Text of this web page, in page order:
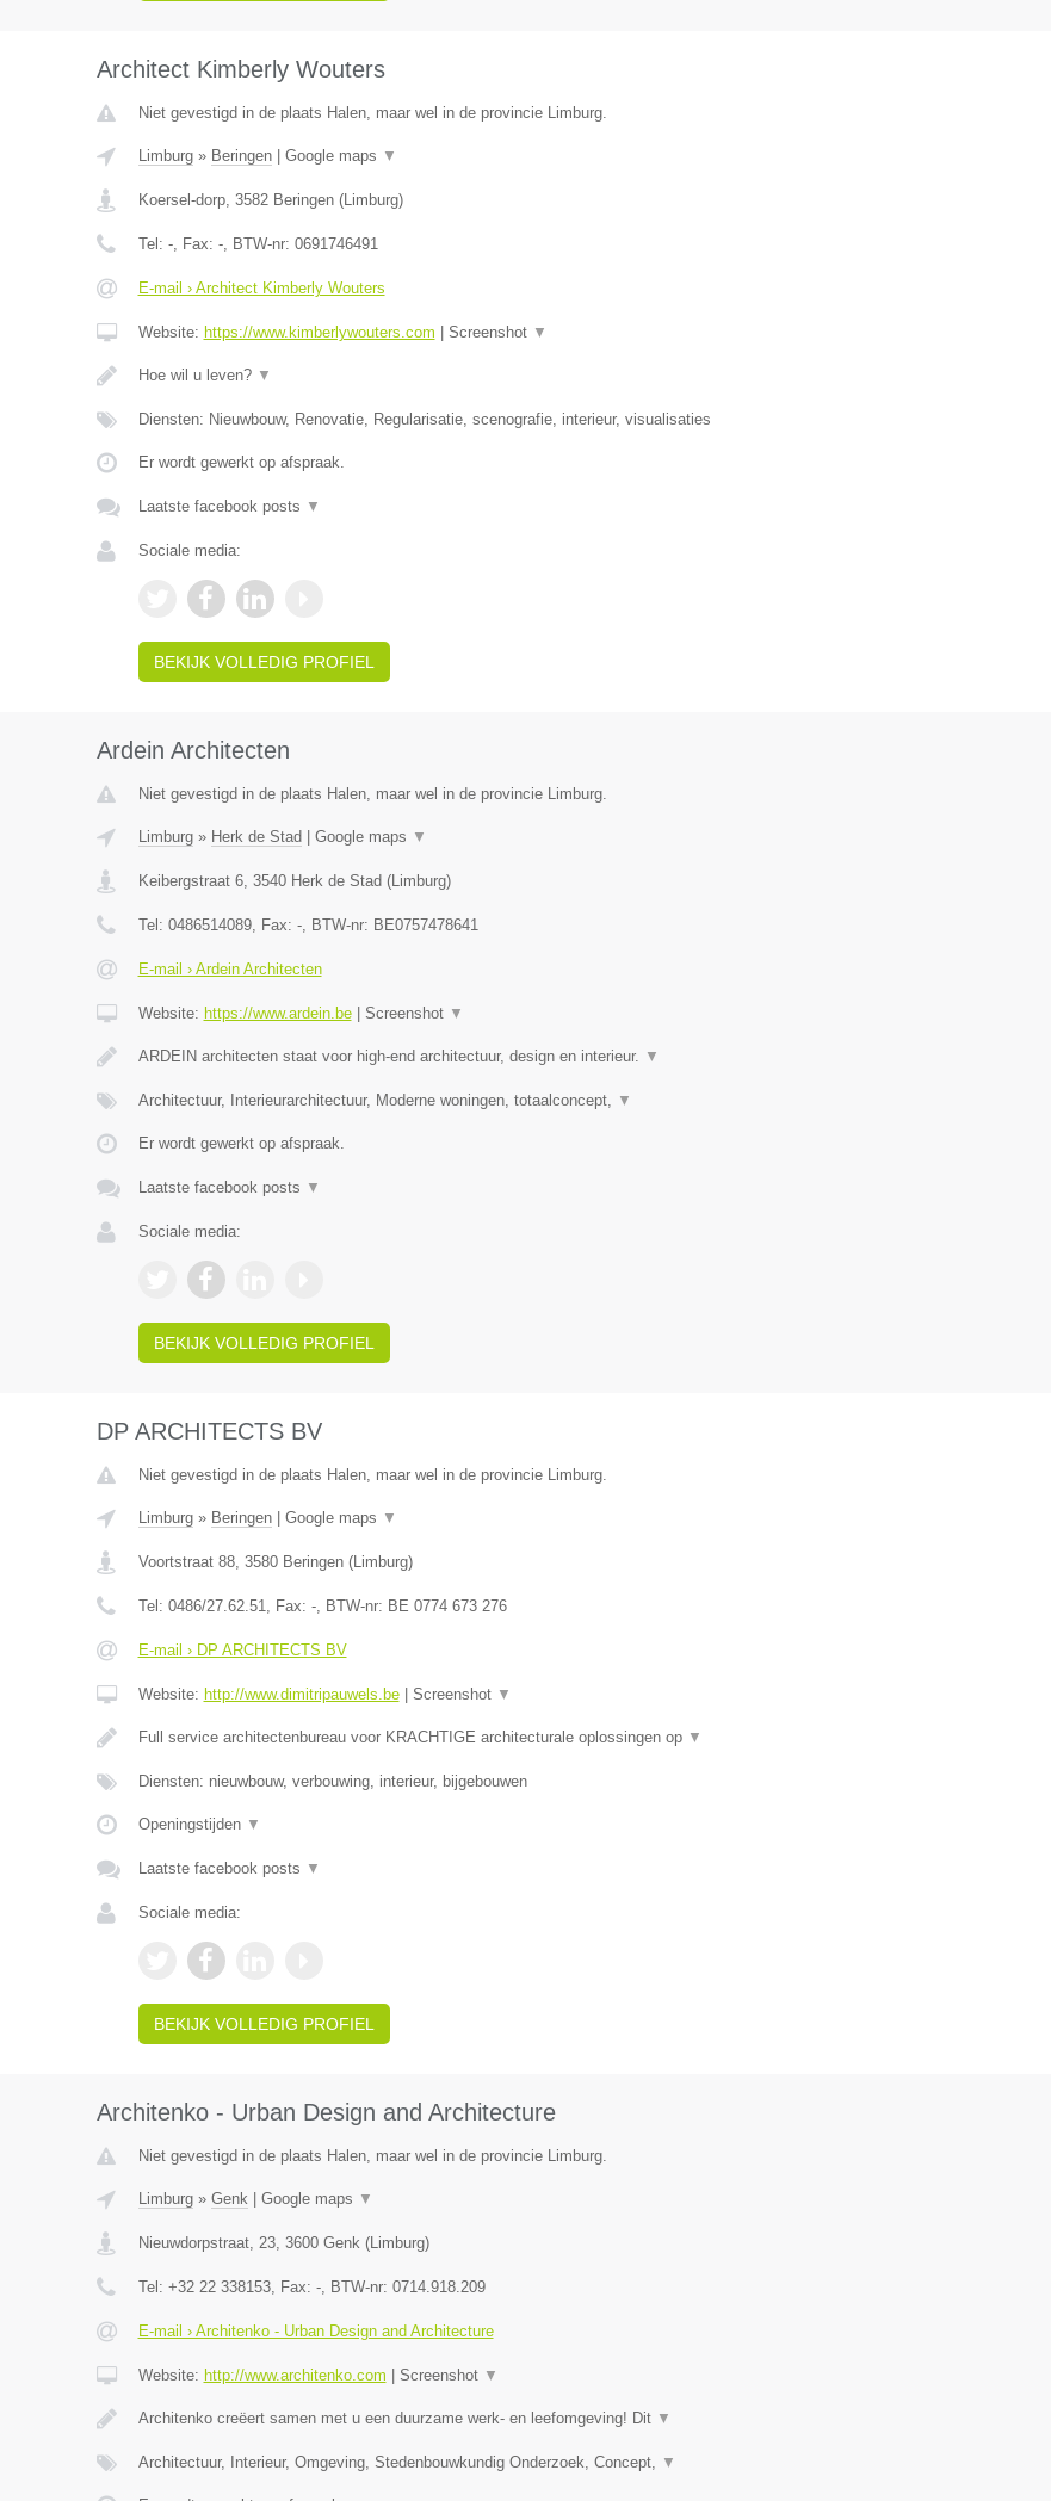
Architect Kimberly Wouters
Niet gevestigd in de plaats Halen, maar wel in de provincie Limburg.
Limburg» Beringen| Google maps ▼
Koersel-dorp, 3582 Beringen(Limburg)
Tel: -, Fax: -, BTW-nr: 0691746491
E-mail › Architect Kimberly Wouters
Website: https://www.kimberlywouters.com Screenshot ▼
Hoe wil u leven? ▼
Diensten: Nieuwbouw, Renovatie, Regularisatie, scenografie, interieur, visualisaties
Er wordt gewerkt op afspraak.
Laatste facebook posts ▼
Sociale media:
BEKIJK VOLLEDIG PROFIEL
Ardein Architecten
Niet gevestigd in de plaats Halen, maar wel in de provincie Limburg.
Limburg» Herk de Stad Google maps ▼
Keibergstraat 6, 3540 Herk de Stad (Limburg)
Tel: 0486514089, Fax: -, BTW-nr: BE0757478641
E-mail › Ardein Architecten
Website: https://www.ardein.be| Screenshot ▼
ARDEIN architecten staat voor high-end architectuur, design en interieur. ▼
Architectuur, Interieurarchitectuur, Moderne woningen, totaalconcept, ▼
Er wordt gewerkt op afspraak.
Laatste facebook posts ▼
Sociale media:
BEKIJK VOLLEDIG PROFIEL
DP ARCHITECTS BV
Niet gevestigd in de plaats Halen, maar wel in de provincie Limburg.
Limburg» Beringen| Google maps ▼
Voortstraat 88, 3580 Beringen(Limburg)
Tel: 0486/27.62.51, Fax: -, BTW-nr: BE 0774 673 276
E-mail › DP ARCHITECTS BV
Website: http://www.dimitripauwels.be| Screenshot ▼
Full service architectenbureau voor KRACHTIGE architecturale oplossingen op ▼
Diensten: nieuwbouw, verbouwing, interieur, bijgebouwen
Openingstijden ▼
Laatste facebook posts ▼
Sociale media:
BEKIJK VOLLEDIG PROFIEL
Architenko - Urban Design and Architecture
Niet gevestigd in de plaats Halen, maar wel in de provincie Limburg.
Limburg» Genk| Google maps ▼
Nieuwdorpstraat, 23, 3600 Genk(Limburg)
Tel: +32 22 338153, Fax: -, BTW-nr: 0714.918.209
E-mail › Architenko - Urban Design and Architecture
Website: http://www.architenko.com Screenshot ▼
Architenko creëert samen met u een duurzame werk- en leefomgeving! Dit ▼
Architectuur, Interieur, Omgeving, Stedenbouwkundig Onderzoek, Concept, ▼